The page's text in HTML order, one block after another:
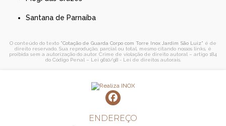
Santana de Parnaíba
O conteúdo do texto "Cotação de Guarda Corpo com Torre Inox Jardim São Luiz" é de
direito reservado. Sua reprodução, parcial ou total, mesmo citando nossos links, é
proibida sem a autorização do autor. Crime de violação de direito autoral – artigo 184
do Código Penal – Lei 9610/98 - Lei de direitos autorais.
ENDEREÇO